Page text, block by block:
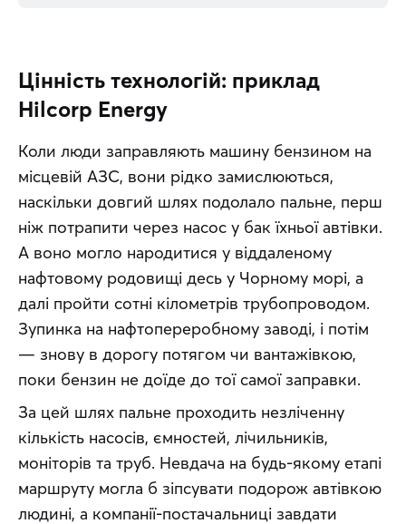
Цінність технологій: приклад
Hilcorp Energy
Коли люди заправляють машину бензином на
місцевій АЗС, вони рідко замислюються,
наскільки довгий шлях подолало пальне, перш
ніж потрапити через насос у бак їхньої автівки.
А воно могло народитися у віддаленому
нафтовому родовищі десь у Чорному морі, а
далі пройти сотні кілометрів трубопроводом.
Зупинка на нафтопереробному заводі, і потім
— знову в дорогу потягом чи вантажівкою,
поки бензин не доїде до тої самої заправки.
За цей шлях пальне проходить незліченну
кількість насосів, ємностей, лічильників,
моніторів та труб. Невдача на будь-якому етапі
маршруту могла б зіпсувати подорож автівкою
людині, а компанії-постачальниці завдати